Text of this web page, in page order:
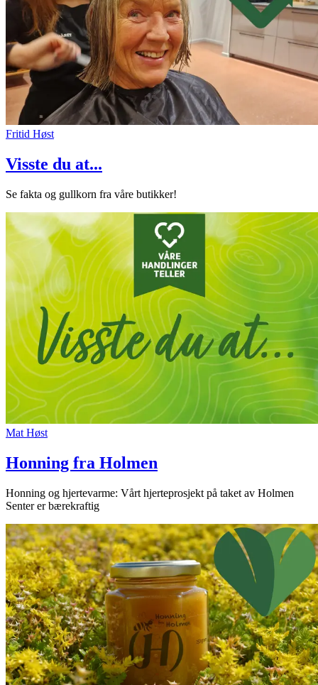
Fritid Høst
Visste du at...
Se fakta og gullkorn fra våre butikker!
Mat Høst
Honning fra Holmen
Honning og hjertevarme: Vårt hjerteprosjekt på taket av Holmen
Senter er bærekraftig